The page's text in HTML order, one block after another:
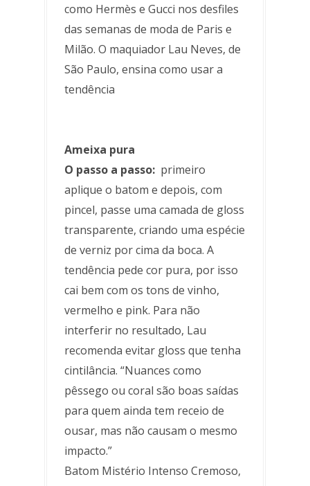
como Hermès e Gucci nos desfiles
das semanas de moda de Paris e
Milão. O maquiador Lau Neves, de
São Paulo, ensina como usar a
tendência
Ameixa pura
O passo a passo: primeiro
aplique o batom e depois, com
pincel, passe uma camada de gloss
transparente, criando uma espécie
de verniz por cima da boca. A
tendência pede cor pura, por isso
cai bem com os tons de vinho,
vermelho e pink. Para não
interferir no resultado, Lau
recomenda evitar gloss que tenha
cintilância. “Nuances como
pêssego ou coral são boas saídas
para quem ainda tem receio de
ousar, mas não causam o mesmo
impacto.”
Batom Mistério Intenso Cremoso,